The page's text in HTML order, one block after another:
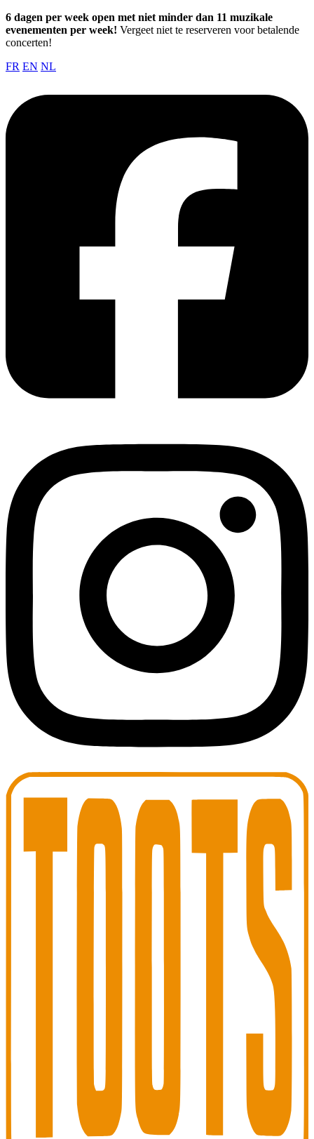
6 dagen per week open met niet minder dan 11 muzikale
evenementen per week! Vergeet niet te reserveren voor betalende
concerten!
FR EN NL
Toots Jazz Club